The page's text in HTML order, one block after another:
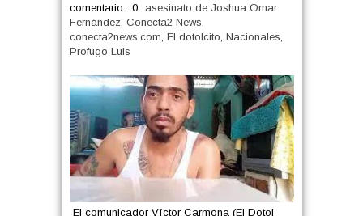
comentario : 0
asesinato de Joshua Omar
Fernández, Conecta2 News,
conecta2news.com, El dotolcito, Nacionales,
Profugo Luis
El comunicador Víctor Carmona (El Dotol